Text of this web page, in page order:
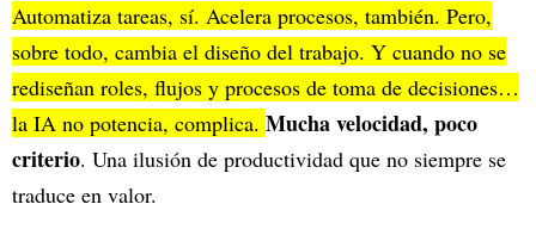
Automatiza tareas, sí. Acelera procesos, también. Pero,
sobre todo, cambia el diseño del trabajo. Y cuando no se
rediseñan roles, flujos y procesos de toma de decisiones…
la IA no potencia, complica. Mucha velocidad, poco
criterio. Una ilusión de productividad que no siempre se
traduce en valor.